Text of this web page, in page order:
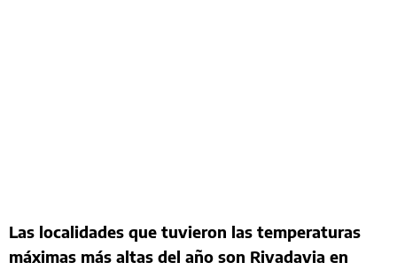
Las localidades que tuvieron las temperaturas
máximas más altas del año son Rivadavia en